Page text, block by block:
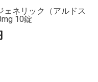
ェネリック（アルドス
10錠